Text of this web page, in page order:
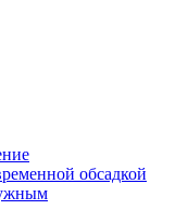
обсадкой